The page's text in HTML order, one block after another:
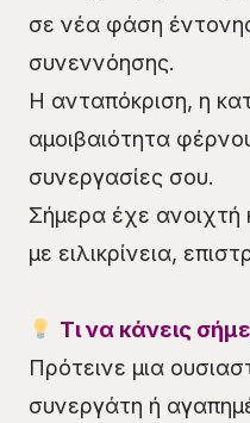
σε νέα φάση
συνεννόησης.
Η ανταπόκριση, η
αμοιβαιότητα
συνεργασίες σου.
Σήμερα έχε ανοιχτή
με ειλικρίνεια,
Τι να κάνεις
Πρότεινε μια
συνεργάτη ή